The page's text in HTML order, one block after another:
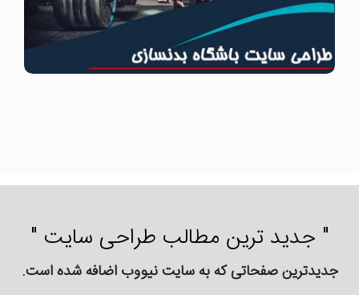
" جدید ترین مطالب طراحی سایت "
جدیدترین صفحاتی که به سایت نیووب اضافه شده است.